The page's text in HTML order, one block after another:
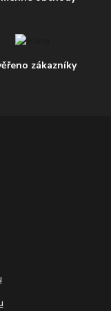
zákazníky